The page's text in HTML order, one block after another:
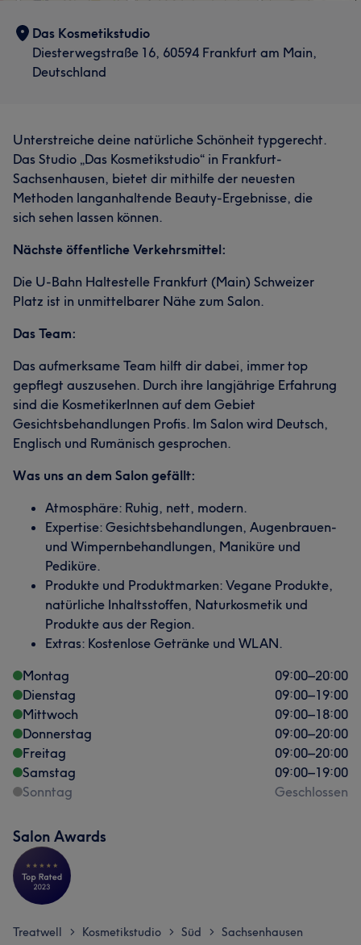
Das Kosmetikstudio
Diesterwegstraße 16, 60594 Frankfurt am Main,
Deutschland
Unterstreiche deine natürliche Schönheit typgerecht.
Das Studio „Das Kosmetikstudio“ in Frankfurt-
Sachsenhausen, bietet dir mithilfe der neuesten
Methoden langanhaltende Beauty-Ergebnisse, die
sich sehen lassen können.
Nächste öffentliche Verkehrsmittel:
Die U-Bahn Haltestelle Frankfurt (Main) Schweizer
Platz ist in unmittelbarer Nähe zum Salon.
Das Team:
Das aufmerksame Team hilft dir dabei, immer top
gepflegt auszusehen. Durch ihre langjährige Erfahrung
sind die KosmetikerInnen auf dem Gebiet
Gesichtsbehandlungen Profis. Im Salon wird Deutsch,
Englisch und Rumänisch gesprochen.
Was uns an dem Salon gefällt:
Atmosphäre: Ruhig, nett, modern.
Expertise: Gesichtsbehandlungen, Augenbrauen-
und Wimpernbehandlungen, Maniküre und
Pediküre.
Produkte und Produktmarken: Vegane Produkte,
natürliche Inhaltsstoffen, Naturkosmetik und
Produkte aus der Region.
Extras: Kostenlose Getränke und WLAN.
Montag
09:00–20:00
Dienstag
09:00–19:00
Mittwoch
09:00–18:00
Donnerstag
09:00–20:00
Freitag
09:00–20:00
Samstag
09:00–19:00
Sonntag
Geschlossen
Salon Awards
Treatwell > Kosmetikstudio > Süd > Sachsenhausen